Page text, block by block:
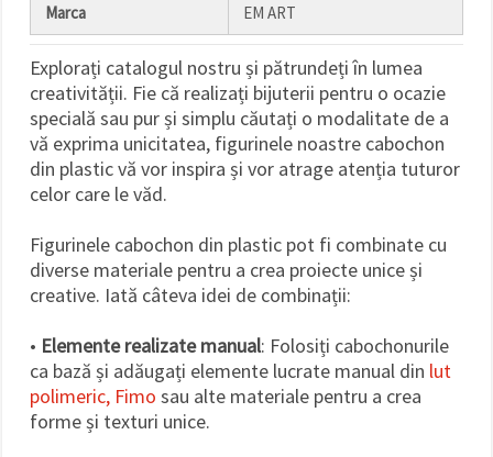
Marca EM ART
Explorați catalogul nostru și pătrundeți în lumea
creativității. Fie că realizați bijuterii pentru o ocazie
specială sau pur și simplu căutați o modalitate de a
vă exprima unicitatea, figurinele noastre cabochon
din plastic vă vor inspira și vor atrage atenția tuturor
celor care le văd.
Figurinele cabochon din plastic pot fi combinate cu
diverse materiale pentru a crea proiecte unice și
creative. Iată câteva idei de combinații:
• Elemente realizate manual: Folosiți cabochonurile
ca bază și adăugați elemente lucrate manual din lut
polimeric, Fimo sau alte materiale pentru a crea
forme și texturi unice.